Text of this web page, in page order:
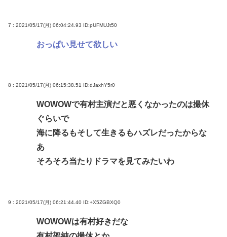
7 : 2021/05/17(月) 06:04:24.93 ID:pUFMUJt50
おっぱい見せて欲しい
8 : 2021/05/17(月) 06:15:38.51 ID:dJaxhY5r0
WOWOWで有村主演だと悪くなかったのは撮休
ぐらいで
海に降るもそして生きるもハズレだったからな
あ
そろそろ当たりドラマを見てみたいわ
9 : 2021/05/17(月) 06:21:44.40 ID:+X5ZGBXQ0
WOWOWは有村好きだな